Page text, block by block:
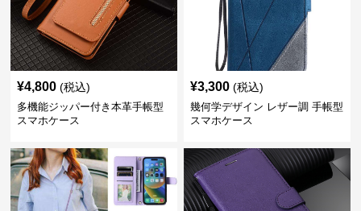
¥4,800 (税込)
多機能ジッパー付き本革手帳型
スマホケース
¥3,300 (税込)
幾何学デザイン レザー調 手帳型
スマホケース